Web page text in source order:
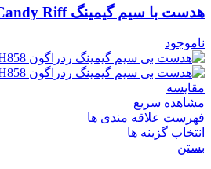
هدست با سیم گیمینگ SkullCandy Riff مشکی
ناموجود
مقایسه
مشاهده سریع
فهرست علاقه مندی ها
انتخاب گزینه ها
بستن